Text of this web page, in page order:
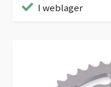
I weblager